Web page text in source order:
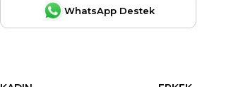
WhatsApp Destek